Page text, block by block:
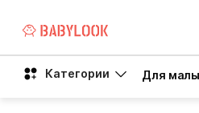
Категории Для